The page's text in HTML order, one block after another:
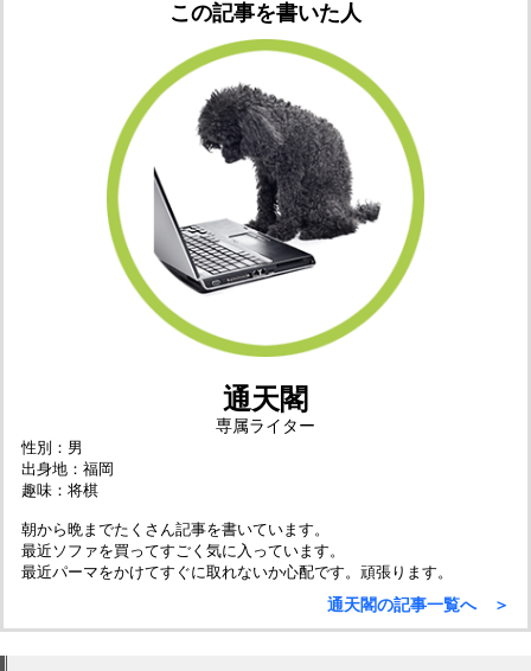
この記事を書いた人
通天閣
専属ライター
性別：男
出身地：福岡
趣味：将棋
朝から晩までたくさん記事を書いています。
最近ソファを買ってすごく気に入っています。
最近パーマをかけてすぐに取れないか心配です。頑張ります。
通天閣の記事一覧へ ＞